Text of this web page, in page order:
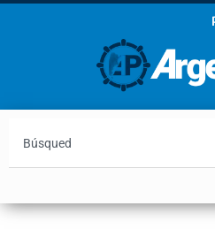
¡Sumate a
Email
Estoy de acuerdo con